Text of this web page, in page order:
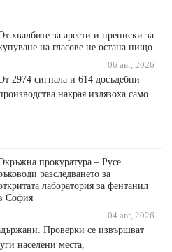
хвалбите за арести и преписки за
на гласове не остана нищо
06 авг, 2026
2974 сигнала и 614 досъдебни
накрая излязоха само
прокуратура – Русе
разследването за
лаборатория за фентанил
София
04 авг, 2026
Проверки се извършват
населени места,